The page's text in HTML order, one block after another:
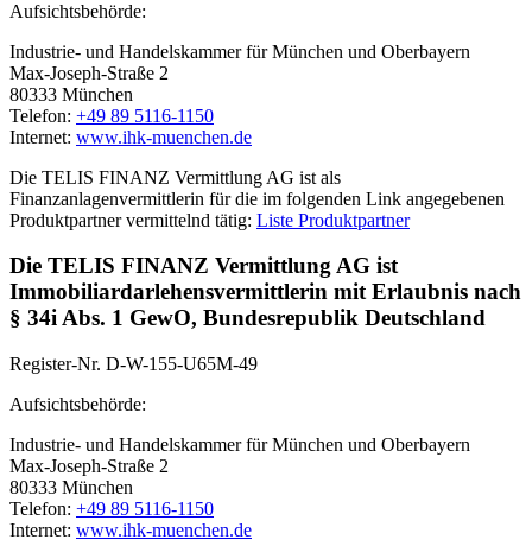
Aufsichtsbehörde:
Industrie- und Handelskammer für München und Oberbayern
Max-Joseph-Straße 2
80333 München
Telefon: +49 89 5116-1150
Internet: www.ihk-muenchen.de
Die TELIS FINANZ Vermittlung AG ist als
Finanzanlagenvermittlerin für die im folgenden Link angegebenen
Produktpartner vermittelnd tätig: Liste Produktpartner
Die TELIS FINANZ Vermittlung AG ist
Immobiliardarlehensvermittlerin mit Erlaubnis nach
§ 34i Abs. 1 GewO, Bundesrepublik Deutschland
Register-Nr. D-W-155-U65M-49
Aufsichtsbehörde:
Industrie- und Handelskammer für München und Oberbayern
Max-Joseph-Straße 2
80333 München
Telefon: +49 89 5116-1150
Internet: www.ihk-muenchen.de